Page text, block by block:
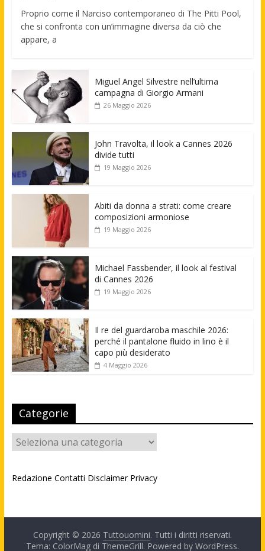
Proprio come il Narciso contemporaneo di The Pitti Pool,
che si confronta con un’immagine diversa da ciò che
appare, a
Miguel Angel Silvestre nell’ultima
campagna di Giorgio Armani
26 Maggio 2026
John Travolta, il look a Cannes 2026
divide tutti
19 Maggio 2026
Abiti da donna a strati: come creare
composizioni armoniose
19 Maggio 2026
Michael Fassbender, il look al festival
di Cannes 2026
19 Maggio 2026
Il re del guardaroba maschile 2026:
perché il pantalone fluido in lino è il
capo più desiderato
4 Maggio 2026
Categorie
Categorie
Redazione Contatti Disclaimer Privacy
Copyright © 2026 Tuttouomini. Tutti i diritti riservati.
Tema: ColorMag di ThemeGrill. Powered by WordPress.